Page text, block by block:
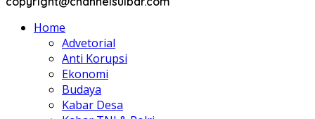
Home
Advetorial
Anti Korupsi
Ekonomi
Budaya
Kabar Desa